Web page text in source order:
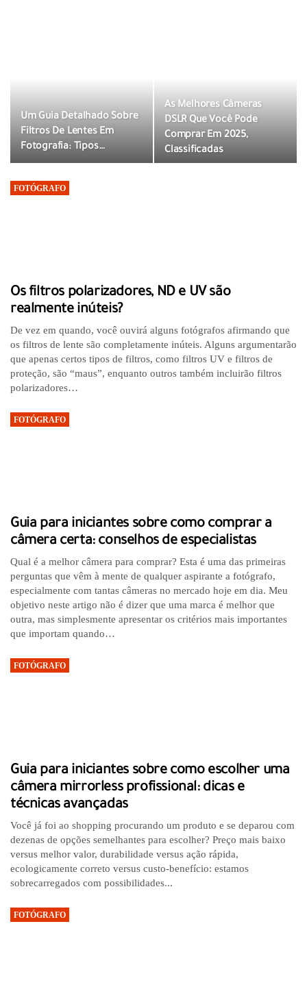
Um Guia Detalhado Sobre
Filtros De Lentes Em
Fotografia: Tipos…
As Melhores Câmeras
DSLR Que Você Pode
Comprar Em 2025,
Classificadas
FOTÓGRAFO
Os filtros polarizadores, ND e UV são
realmente inúteis?
De vez em quando, você ouvirá alguns fotógrafos afirmando que
os filtros de lente são completamente inúteis. Alguns argumentarão
que apenas certos tipos de filtros, como filtros UV e filtros de
proteção, são “maus”, enquanto outros também incluirão filtros
polarizadores…
FOTÓGRAFO
Guia para iniciantes sobre como comprar a
câmera certa: conselhos de especialistas
Qual é a melhor câmera para comprar? Esta é uma das primeiras
perguntas que vêm à mente de qualquer aspirante a fotógrafo,
especialmente com tantas câmeras no mercado hoje em dia. Meu
objetivo neste artigo não é dizer que uma marca é melhor que
outra, mas simplesmente apresentar os critérios mais importantes
que importam quando…
FOTÓGRAFO
Guia para iniciantes sobre como escolher uma
câmera mirrorless profissional: dicas e
técnicas avançadas
Você já foi ao shopping procurando um produto e se deparou com
dezenas de opções semelhantes para escolher? Preço mais baixo
versus melhor valor, durabilidade versus ação rápida,
ecologicamente correto versus custo-benefício: estamos
sobrecarregados com possibilidades...
FOTÓGRAFO